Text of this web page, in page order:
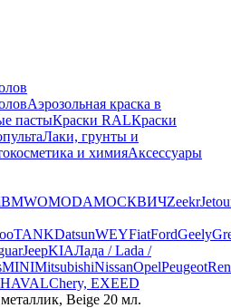
Аэрозольная краска в
пастыКраски RALКраски
Лаки, грунты и
и химияАксессуары
BMWOMODAМОСКВИЧZeekr
TANKDatsunWEYFiatFordGeely
JeepKIAЛада / Lada /
MINIMitsubishiNissanOpelPeugeot
HAVALChery, EXEED
Beige 20 мл.